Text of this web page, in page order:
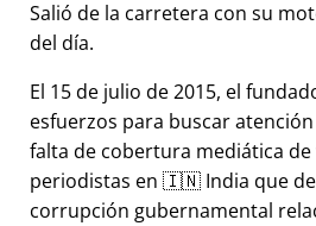
Salió de la carretera con su
del día.
El 15 de julio de 2015, el
esfuerzos para buscar
falta de cobertura mediática
periodistas en 🇮🇳 India que
corrupción gubernamental